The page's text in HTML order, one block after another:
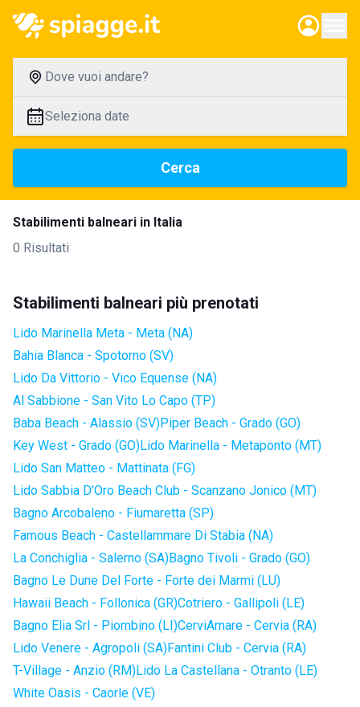
Dove vuoi andare?
Seleziona date
Cerca
Stabilimenti balneari in Italia
0 Risultati
Stabilimenti balneari più prenotati
Lido Marinella Meta - Meta (NA)
Bahia Blanca - Spotorno (SV)
Lido Da Vittorio - Vico Equense (NA)
Al Sabbione - San Vito Lo Capo (TP)
Baba Beach - Alassio (SV)Piper Beach - Grado (GO)
Key West - Grado (GO)Lido Marinella - Metaponto (MT)
Lido San Matteo - Mattinata (FG)
Lido Sabbia D'Oro Beach Club - Scanzano Jonico (MT)
Bagno Arcobaleno - Fiumaretta (SP)
Famous Beach - Castellammare Di Stabia (NA)
La Conchiglia - Salerno (SA)Bagno Tivoli - Grado (GO)
Bagno Le Dune Del Forte - Forte dei Marmi (LU)
Hawaii Beach - Follonica (GR)Cotriero - Gallipoli (LE)
Bagno Elia Srl - Piombino (LI)CerviAmare - Cervia (RA)
Lido Venere - Agropoli (SA)Fantini Club - Cervia (RA)
T-Village - Anzio (RM)Lido La Castellana - Otranto (LE)
White Oasis - Caorle (VE)